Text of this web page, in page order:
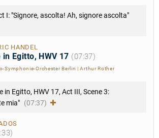
I: "Signore, ascolta! Ah, signore ascolta"
HANDEL
Egitto, HWV 17 (07:37)
Symphonie-Orchester Berlin |Arthur Rother
in Egitto, HWV 17, Act III, Scene 3:
mia" (07:37)